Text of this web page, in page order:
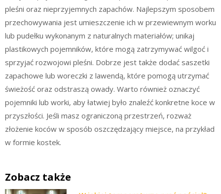
pleśni oraz nieprzyjemnych zapachów. Najlepszym sposobem
przechowywania jest umieszczenie ich w przewiewnym worku
lub pudełku wykonanym z naturalnych materiałów; unikaj
plastikowych pojemników, które mogą zatrzymywać wilgoć i
sprzyjać rozwojowi pleśni. Dobrze jest także dodać saszetki
zapachowe lub woreczki z lawendą, które pomogą utrzymać
świeżość oraz odstraszą owady. Warto również oznaczyć
pojemniki lub worki, aby łatwiej było znaleźć konkretne koce w
przyszłości. Jeśli masz ograniczoną przestrzeń, rozważ
złożenie koców w sposób oszczędzający miejsce, na przykład
w formie kostek.
Zobacz także